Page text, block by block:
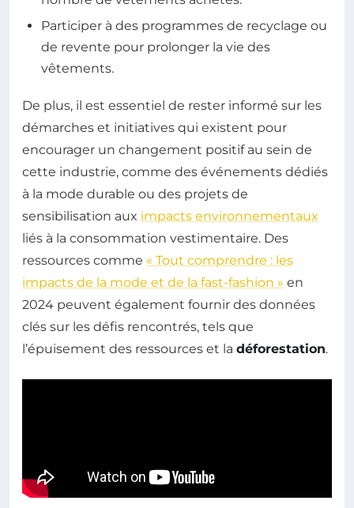
Participer à des programmes de recyclage ou
de revente pour prolonger la vie des
vêtements.
De plus, il est essentiel de rester informé sur les
démarches et initiatives qui existent pour
encourager un changement positif au sein de
cette industrie, comme des événements dédiés
à la mode durable ou des projets de
sensibilisation aux impacts environnementaux
liés à la consommation vestimentaire. Des
ressources comme « Tout comprendre : les
impacts de la mode et de la fast-fashion » en
2024 peuvent également fournir des données
clés sur les défis rencontrés, tels que
l’épuisement des ressources et la déforestation.